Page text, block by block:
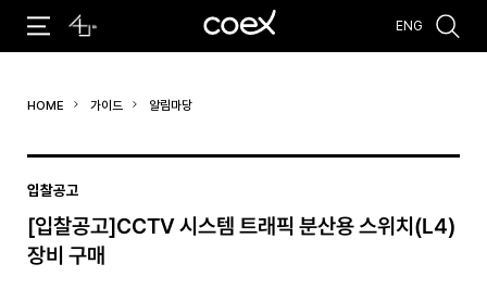
#코엑스 전시 #행사
ENG
HOME 가이드 알림마당
입찰공고
[입찰공고]CCTV 시스템 트래픽 분산용 스위치(L4)
장비 구매